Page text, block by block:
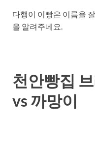
다행이 이빵은 이름을
을 알려주네요.
천안빵집
vs 까망이